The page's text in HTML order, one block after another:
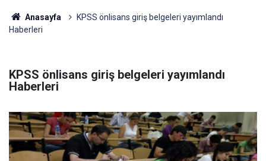
Anasayfa
KPSS önlisans giriş belgeleri yayımlandı
Haberleri
KPSS önlisans giriş belgeleri yayımlandı
Haberleri